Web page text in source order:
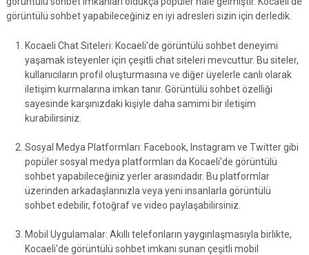
görüntülü sohbet yapabileceğiniz en iyi adresleri sizin için derledik.
Kocaeli Chat Siteleri: Kocaeli'de görüntülü sohbet deneyimi
yaşamak isteyenler için çeşitli chat siteleri mevcuttur. Bu siteler,
kullanıcıların profil oluşturmasına ve diğer üyelerle canlı olarak
iletişim kurmalarına imkan tanır. Görüntülü sohbet özelliği
sayesinde karşınızdaki kişiyle daha samimi bir iletişim
kurabilirsiniz.
Sosyal Medya Platformları: Facebook, Instagram ve Twitter gibi
popüler sosyal medya platformları da Kocaeli'de görüntülü
sohbet yapabileceğiniz yerler arasındadır. Bu platformlar
üzerinden arkadaşlarınızla veya yeni insanlarla görüntülü
sohbet edebilir, fotoğraf ve video paylaşabilirsiniz.
Mobil Uygulamalar: Akıllı telefonların yaygınlaşmasıyla birlikte,
Kocaeli'de görüntülü sohbet imkanı sunan çeşitli mobil